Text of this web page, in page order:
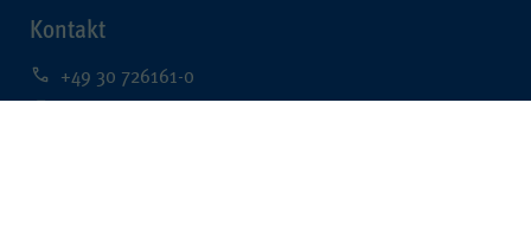
Kontakt
+49 30 726161-0
+49 30 726161-212